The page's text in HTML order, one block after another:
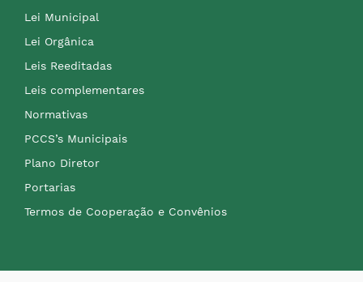
Lei Municipal
Lei Orgânica
Leis Reeditadas
Leis complementares
Normativas
PCCS’s Municipais
Plano Diretor
Portarias
Termos de Cooperação e Convênios